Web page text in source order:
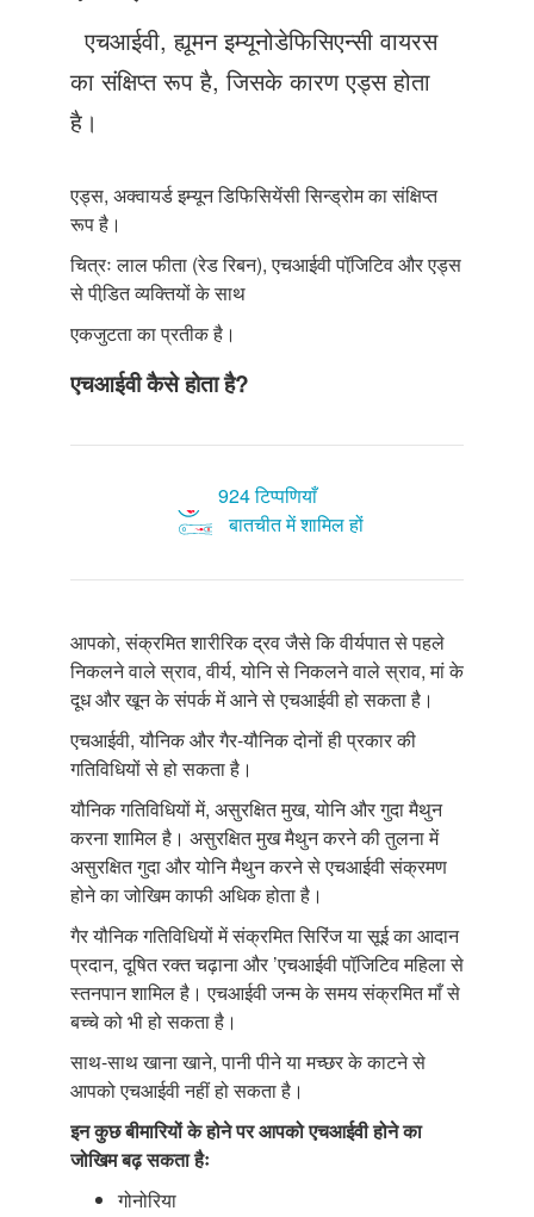
संपर्क करें
एचआईवी, ह्यूमन इम्यूनोडेफिसिएन्सी वायरस
का संक्षिप्त रूप है, जिसके कारण एड्स होता
है।
एड्स, अक्वायर्ड इम्यून डिफिसियेंसी सिन्ड्रोम का संक्षिप्त
रूप है।
चित्रः लाल फीता (रेड रिबन), एचआईवी पॉजि़टिव और एड्स
से पीडि़त व्यक्तियों के साथ
एकजुटता का प्रतीक है।
एचआईवी कैसे होता है?
924 टिप्पणियाँ
बातचीत में शामिल हों
आपको, संक्रमित शारीरिक द्रव जैसे कि वीर्यपात से पहले
निकलने वाले स्राव, वीर्य, योनि से निकलने वाले स्राव, मां के
दूध और खून के संपर्क में आने से एचआईवी हो सकता है।
एचआईवी, यौनिक और गैर-यौनिक दोनों ही प्रकार की
गतिविधियों से हो सकता है।
यौनिक गतिविधियों में, असुरक्षित मुख, योनि और गुदा मैथुन
करना शामिल है। असुरक्षित मुख मैथुन करने की तुलना में
असुरक्षित गुदा और योनि मैथुन करने से एचआईवी संक्रमण
होने का जोखिम काफी अधिक होता है।
गैर यौनिक गतिविधियों में संक्रमित सिरिंज या सूई का आदान
प्रदान, दूषित रक्त चढ़ाना और ’एचआईवी पॉजि़टिव महिला से
स्तनपान शामिल है। एचआईवी जन्म के समय संक्रमित माँ से
बच्चे को भी हो सकता है।
साथ-साथ खाना खाने, पानी पीने या मच्छर के काटने से
आपको एचआईवी नहीं हो सकता है।
इन कुछ बीमारियों के होने पर आपको एचआईवी होने का
जोखिम बढ़ सकता हैः
गोनोरिया